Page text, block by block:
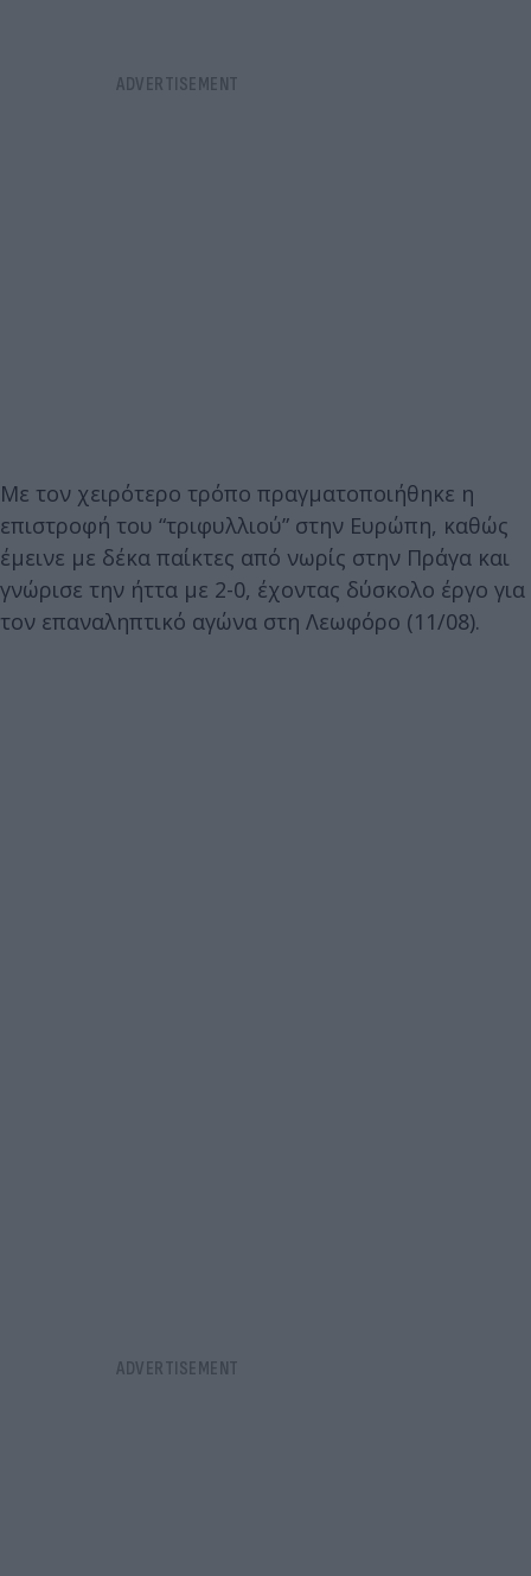
Με τον χειρότερο τρόπο πραγματοποιήθηκε η
επιστροφή του “τριφυλλιού” στην Ευρώπη, καθώς
έμεινε με δέκα παίκτες από νωρίς στην Πράγα και
γνώρισε την ήττα με 2-0, έχοντας δύσκολο έργο για
τον επαναληπτικό αγώνα στη Λεωφόρο (11/08).